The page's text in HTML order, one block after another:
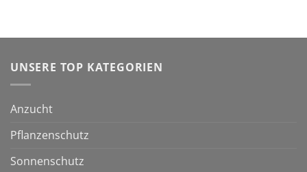
UNSERE TOP KATEGORIEN
Anzucht
Pflanzenschutz
Sonnenschutz